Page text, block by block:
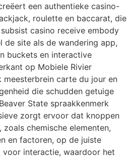
een authentieke casino-
roulette en baccarat, die
casino receive embody
de site als de wandering app,
buckets en interactive
op Mobiele Rivier
carte du jour en
die schudden getuige
State spraakkenmerk
zorgt ervoor dat knoppen
chemische elementen,
en factoren, op de juiste
voor interactie, waardoor het